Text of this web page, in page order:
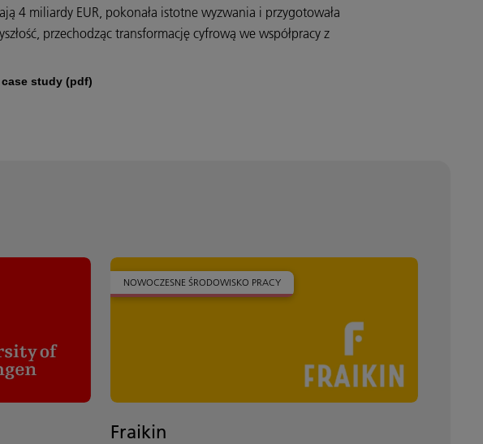
4 miliardy EUR, pokonała istotne wyzwania i przygotowała
przechodząc transformację cyfrową we współpracy z
case study (pdf)
NOWOCZESNE ŚRODOWISKO PRACY
Fraikin